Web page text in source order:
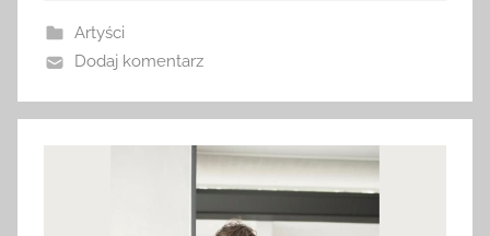
Artyści
Dodaj komentarz